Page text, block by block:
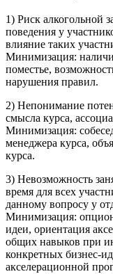
1) Риск алкогольной
поведения у
влияние таких
Минимизация:
поместье,
нарушения правил.
2) Непонимание
смысла курса,
Минимизация:
менеджера курса,
курса.
3) Невозможность
время для всех
данному вопросу у
Минимизация:
идеи, ориентация
общих навыков при
конкретных бизнес-
акселерационной